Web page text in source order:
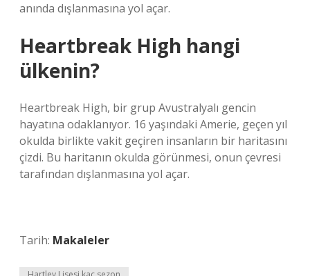
anında dışlanmasına yol açar.
Heartbreak High hangi
ülkenin?
Heartbreak High, bir grup Avustralyalı gencin
hayatına odaklanıyor. 16 yaşındaki Amerie, geçen yıl
okulda birlikte vakit geçiren insanların bir haritasını
çizdi. Bu haritanın okulda görünmesi, onun çevresi
tarafından dışlanmasına yol açar.
Tarih: Makaleler